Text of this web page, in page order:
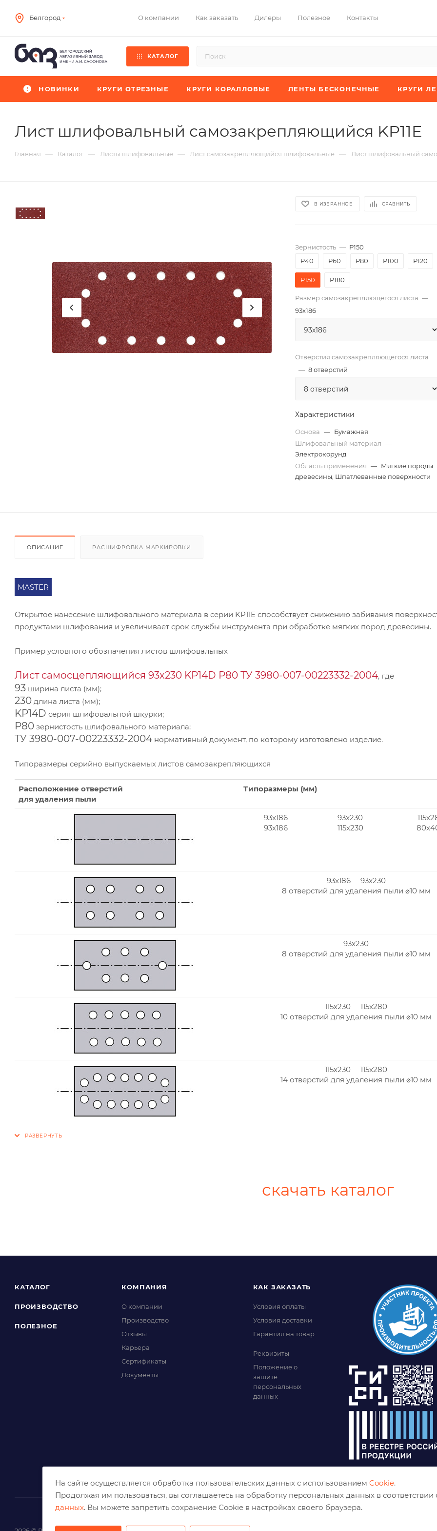
Белгород О компании Как заказать Дилеры Полезное Контакты
КАТАЛОГ
НОВИНКИ КРУГИ ОТРЕЗНЫЕ КРУГИ КОРАЛЛОВЫЕ ЛЕНТЫ БЕСКОНЕЧНЫЕ КРУГИ
Лист шлифовальный самозакрепляющийся KP11E
Главная — Каталог — Листы шлифовальные — Лист самозакрепляющийся шлифовальные — Лист шлифовальный
В ИЗБРАННОЕ СРАВНИТЬ
Зернистость — P150
P40
P60 P80 P100 P120
P150 P180
Размер самозакрепляющегося листа —
93х186
Отверстия самозакрепляющегося листа
— 8 отверстий
Характеристики
Основа — Бумажная
Шлифовальный материал —
Электрокорунд
Область применения — Мягкие породы
древесины, Шпатлеванные поверхности
ОПИСАНИЕ РАСШИФРОВКА МАРКИРОВКИ
MASTER
Открытое нанесение шлифовального материала в серии KP11E способствует снижению забивания
продуктами шлифования и увеличивает срок службы инструмента при обработке мягких пород древесины.
Пример условного обозначения листов шлифовальных
Лист самосцепляющийся 93х230 KP14D Р80 ТУ 3980-007-00223332-2004, где
93 ширина листа (мм);
230 длина листа (мм);
KP14D серия шлифовальной шкурки;
Р80 зернистость шлифовального материала;
ТУ 3980-007-00223332-2004 нормативный документ, по которому изготовлено изделие.
Типоразмеры серийно выпускаемых листов самозакрепляющихся
Расположение отверстий
для удаления пыли
Типоразмеры (мм)
93x186
93x186
93x230
115x230
93x186 93x230
8 отверстий для удаления пыли ⌀10 мм
93x230
8 отверстий для удаления пыли ⌀10 мм
115x230 115x280
10 отверстий для удаления пыли ⌀10 мм
115x230 115x280
14 отверстий для удаления пыли ⌀10 мм
скачать каталог
КАТАЛОГ
ПРОИЗВОДСТВО
ПОЛЕЗНОЕ
КОМПАНИЯ
О компании
Производство
Отзывы
Карьера
Сертификаты
Документы
КАК ЗАКАЗАТЬ
Условия оплаты
Условия доставки
Гарантия на товар
Реквизиты
Положение о
защите
персональных
данных
На сайте осуществляется обработка пользовательских данных с использованием Cookie.
Продолжая им пользоваться, вы соглашаетесь на обработку персональных данных в соответствии
данных. Вы можете запретить сохранение Cookie в настройках своего браузера.